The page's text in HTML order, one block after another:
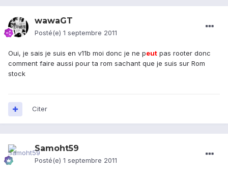
wawaGT
Posté(e) 1 septembre 2011
Oui, je sais je suis en v11b moi donc je ne peut pas rooter donc
comment faire aussi pour ta rom sachant que je suis sur Rom
stock
Citer
Samoht59
Posté(e) 1 septembre 2011